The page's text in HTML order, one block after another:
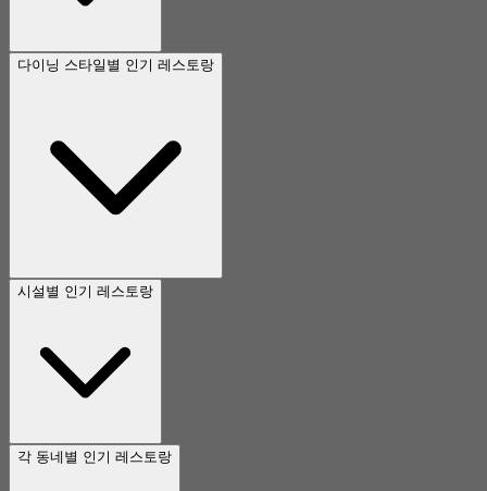
다이닝 스타일별 인기 레스토랑
시설별 인기 레스토랑
각 동네별 인기 레스토랑